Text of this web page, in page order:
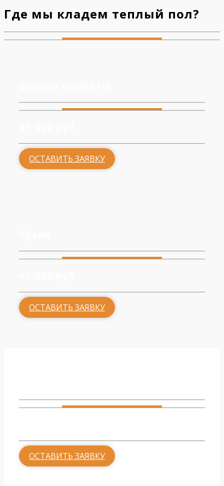
Где мы кладем теплый пол?
ОСТАВИТЬ ЗАЯВКУ
ОСТАВИТЬ ЗАЯВКУ
ОСТАВИТЬ ЗАЯВКУ